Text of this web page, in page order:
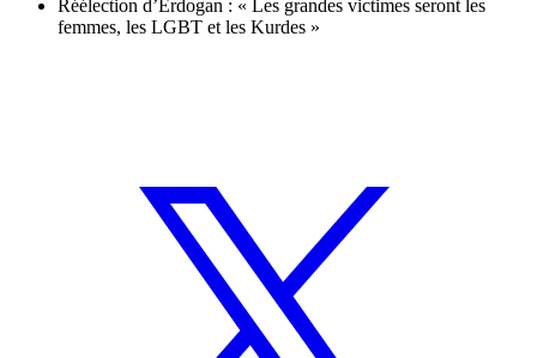
Réélection d’Erdogan : « Les grandes victimes seront les
femmes, les LGBT et les Kurdes »